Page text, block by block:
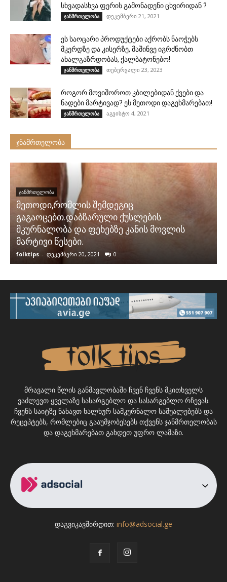
სხვადასხვა ფერის გამონადენი ცხვირიდან ?
ჯანმრთელობა დეკემბერი 21, 2021
ეს საოცარი პროდუქტები აქრობს ნაოჭებს
მკერდზე და კისერზე, მაშინვე იგრძნობთ
ახალგაზრდობას, ქალბატონებო!
ჯანმრთელობა თებერვალი 23, 2023
როგორ მოვიშოროთ კბილებიდან ქვები და
ნადები მარტივად? ეს მეთოდი დაგეხმარებათ!
ჯანმრთელობა აგვისტო 4, 2021
ჯნამრთელობა
ᲯᲐᲜᲛᲠᲗᲔᲚᲝᲑᲐ
მეთოდი,რომლის შემდეგიც
გაგაოცებთ.დაბზარული ქუსლების
მკურნალობა და ფეხებზე კანის მოვლის
მარტივი წესები.
folktips - დეკემბერი 20, 2021 0
მრავალი წლის განმავლობაში ჩვენ ჩვენს მკითხველს
ვაძლევთ ყველაზე სასარგებლო და სასარგებლო რჩევას.
ჩვენს საიტზე ნახავთ ხალხურ სამკურნალო საშუალებებს და
რეცეპტებს, რომლებიც გააუმჯობესებს თქვენს ჯანმრთელობას
და დაგეხმარებათ გახდეთ უფრო ლამაზი.
დაგვიკავშირდით: info@adsocial.ge